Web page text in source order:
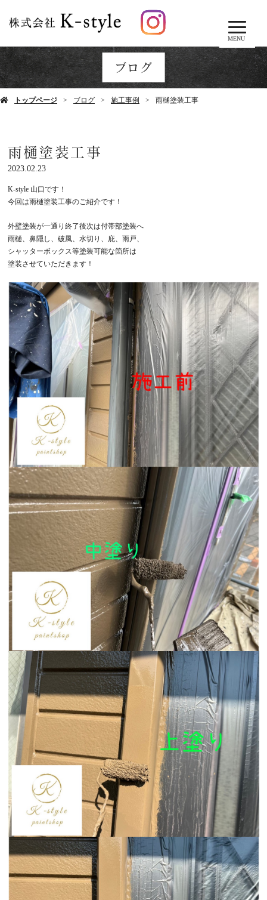
MENU
ブログ
トップページ ブログ 施工事例 雨樋塗装工事
雨樋塗装工事
2023.02.23
K-style 山口です！
今回は雨樋塗装工事のご紹介です！
外壁塗装が一通り終了後次は付帯部塗装へ
雨樋、鼻隠し、破風、水切り、庇、雨戸、
シャッターボックス等塗装可能な箇所は
塗装させていただきます！